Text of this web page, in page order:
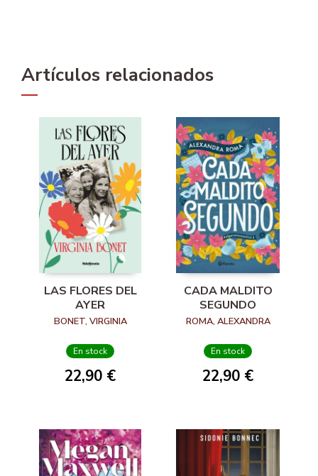
Artículos relacionados
LAS FLORES DEL
AYER
BONET, VIRGINIA
En stock
22,90 €
CADA MALDITO
SEGUNDO
ROMA, ALEXANDRA
En stock
22,90 €